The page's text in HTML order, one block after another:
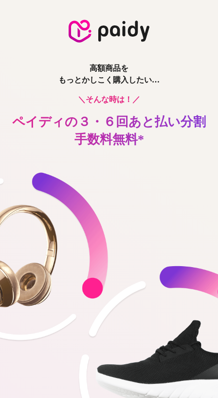
高額商品を
もっとかしこく購入したい…
＼そんな時は！／
ペイディの３・６回あと払い分割
手数料無料*